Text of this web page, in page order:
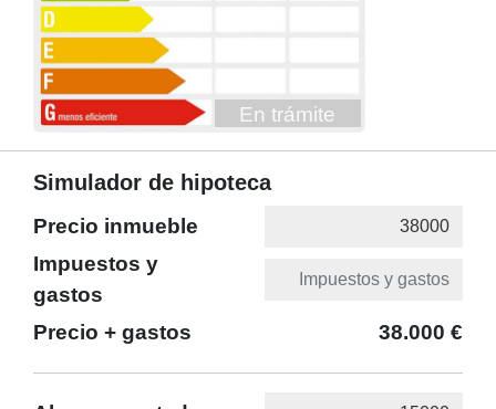
En trámite
Simulador de hipoteca
Precio inmueble
Impuestos y
gastos
Precio + gastos
38.000 €